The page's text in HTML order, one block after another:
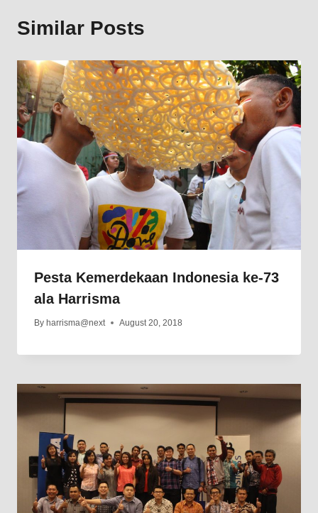
Similar Posts
Pesta Kemerdekaan Indonesia ke-73
ala Harrisma
By harrisma@next August 20, 2018